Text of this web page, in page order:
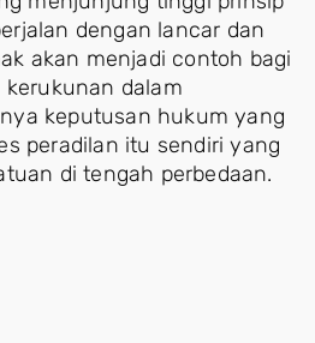
dengan lancar dan
akan menjadi contoh bagi
dalam
keputusan hukum yang
peradilan itu sendiri yang
di tengah perbedaan.